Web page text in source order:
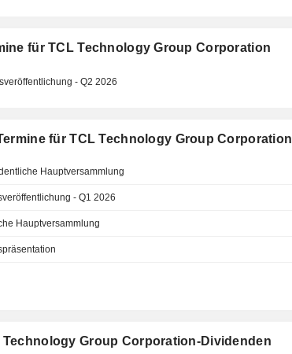
für TCL Technology Group Corporation
- Q2 2026
für TCL Technology Group Corporation
Hauptversammlung
- Q1 2026
Hauptversammlung
Technology Group Corporation-Dividenden